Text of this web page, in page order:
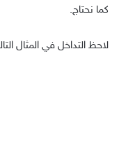
كما نحتاج.
لاحظ التداخل في المثال